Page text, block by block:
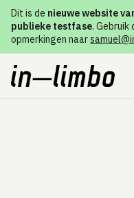
Dit is de nieuwe website
publieke testfase. Gebruik
opmerkingen naar